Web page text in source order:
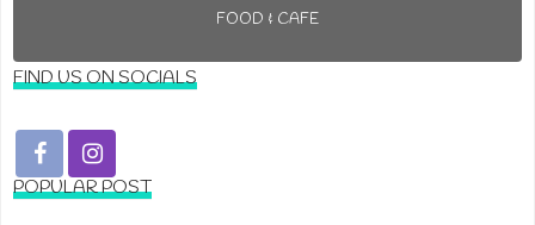
FOOD & CAFE
FIND US ON SOCIALS
POPULAR POST